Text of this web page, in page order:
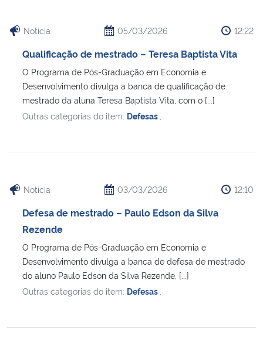
Notícia 05/03/2026 12:22
Qualificação de mestrado – Teresa Baptista Vita
O Programa de Pós-Graduação em Economia e
Desenvolvimento divulga a banca de qualificação de
mestrado da aluna Teresa Baptista Vita, com o [...]
Outras categorias do item: Defesas
Notícia 03/03/2026 12:10
Defesa de mestrado – Paulo Edson da Silva
Rezende
O Programa de Pós-Graduação em Economia e
Desenvolvimento divulga a banca de defesa de mestrado
do aluno Paulo Edson da Silva Rezende, [...]
Outras categorias do item: Defesas